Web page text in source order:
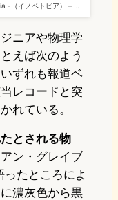
-（イノベトピア） – …
ニアや物理学
えば次のよう
ずれも報道ベ
レコードと突
れている。
とされる物
ン・グレイブ
たところによ
濃灰色から黒